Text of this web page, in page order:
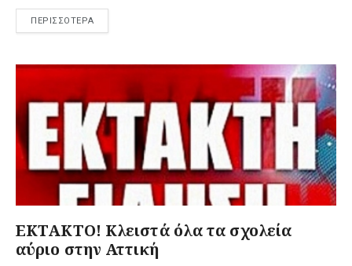
ΠΕΡΙΣΣΟΤΕΡΑ
ΕΚΤΑΚΤΟ! Κλειστά όλα τα σχολεία
αύριο στην Αττική